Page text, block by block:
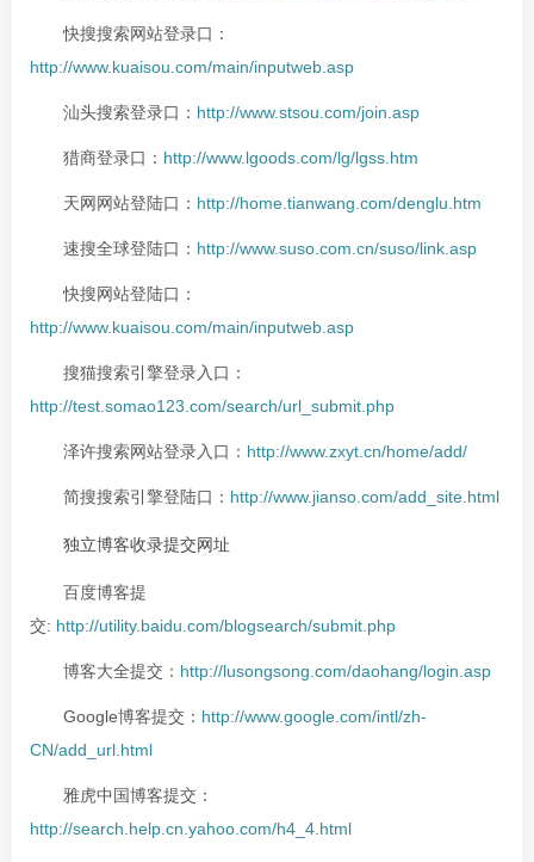
快搜搜索网站登录口：
http://www.kuaisou.com/main/inputweb.asp
汕头搜索登录口： http://www.stsou.com/join.asp
猎商登录口： http://www.lgoods.com/lg/lgss.htm
天网网站登陆口： http://home.tianwang.com/denglu.htm
速搜全球登陆口： http://www.suso.com.cn/suso/link.asp
快搜网站登陆口：
http://www.kuaisou.com/main/inputweb.asp
搜猫搜索引擎登录入口：
http://test.somao123.com/search/url_submit.php
泽许搜索网站登录入口： http://www.zxyt.cn/home/add/
简搜搜索引擎登陆口： http://www.jianso.com/add_site.html
独立博客收录提交网址
百度博客提
交: http://utility.baidu.com/blogsearch/submit.php
博客大全提交： http://lusongsong.com/daohang/login.asp
Google博客提交： http://www.google.com/intl/zh-
CN/add_url.html
雅虎中国博客提交：
http://search.help.cn.yahoo.com/h4_4.html